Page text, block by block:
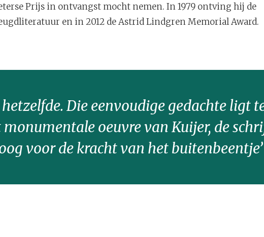
Prijs in ontvangst mocht nemen. In 1979 ontving hij de
en in 2012 de Astrid Lindgren Memorial Award.
hetzelfde. Die eenvoudige gedachte ligt
oeuvre van Kuijer, de
voor de kracht van het buitenbeentje’